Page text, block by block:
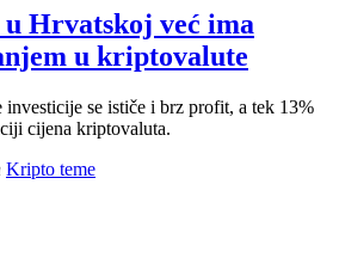
Hrvatskoj već ima
u kriptovalute
investicije se ističe i brz profit, a tek 13%
cijena kriptovaluta.
Kripto teme